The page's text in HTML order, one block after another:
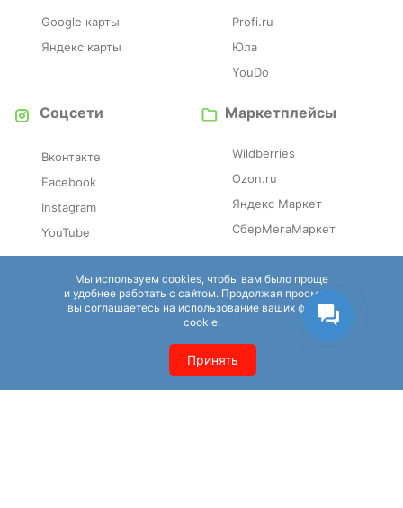
Google карты
Яндекс карты
Profi.ru
Юла
YouDo
Соцсети
Вконтакте
Facebook
Instagram
YouTube
Справочники
Eapteka.ru
Tripadvisor
SPR.ru
GMSTAR.RU
Отзовики
Irecommend
Pravogolosa
Маркетплейсы
Wildberries
Ozon.ru
Яндекс Маркет
СберМегаМаркет
Мы используем cookies, чтобы вам было проще
и удобнее работать с сайтом. Продолжая просмотр,
вы соглашаетесь на использование ваших файлов
cookie.
Принять